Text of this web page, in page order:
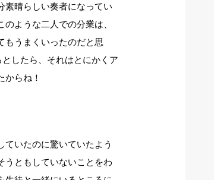
素晴らしい奏者になってい
ような二人での分業は、
もうまくいったのだと思
したら、それはとにかくア
らね！
いたのに驚いていたよう
うともしていないことをわ